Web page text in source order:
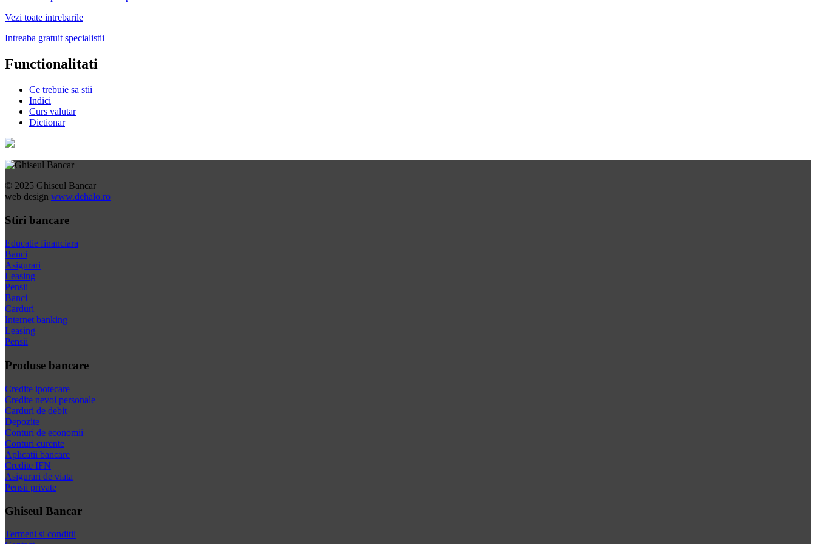
Vezi toate intrebarile
Intreaba gratuit specialistii
Functionalitati
Ce trebuie sa stii
Indici
Curs valutar
Dictionar
© 2025 Ghiseul Bancar
web design www.dehalo.ro
Stiri bancare
Educatie financiara
Banci
Asigurari
Leasing
Pensii
Banci
Carduri
Internet banking
Leasing
Pensii
Produse bancare
Credite ipotecare
Credite nevoi personale
Carduri de debit
Depozite
Conturi de economii
Conturi curente
Aplicatii bancare
Credite IFN
Asigurari de viata
Pensii private
Ghiseul Bancar
Termeni si conditii